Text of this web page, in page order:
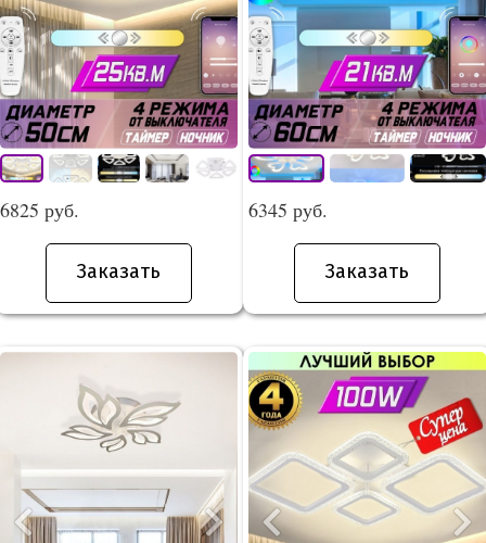
6825 руб.
Заказать
6345 руб.
Заказать